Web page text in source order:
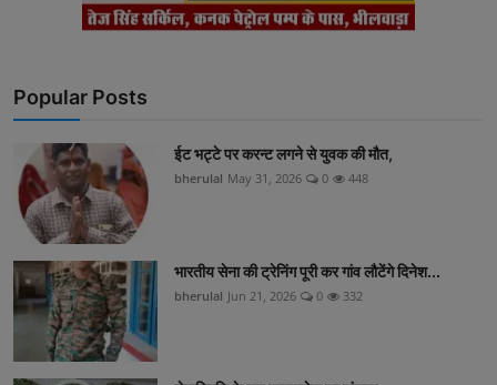
Popular Posts
ईट भट्टे पर करन्ट लगने से युवक की मौत,
bherulal May 31, 2026 0 448
भारतीय सेना की ट्रेनिंग पूरी कर गांव लौटेंगे दिनेश...
bherulal Jun 21, 2026 0 332